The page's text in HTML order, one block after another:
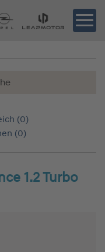
(0)
(0)
1.2 Turbo